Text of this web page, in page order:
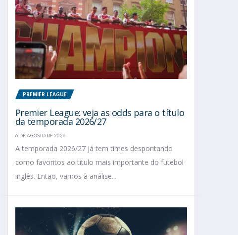
PREMIER LEAGUE
Premier League: veja as odds para o título
da temporada 2026/27
6 DE AGOSTO DE 2026
A temporada 2026/27 já tem times despontando
como favoritos ao título mais importante do futebol
inglês. Então, vamos à análise...